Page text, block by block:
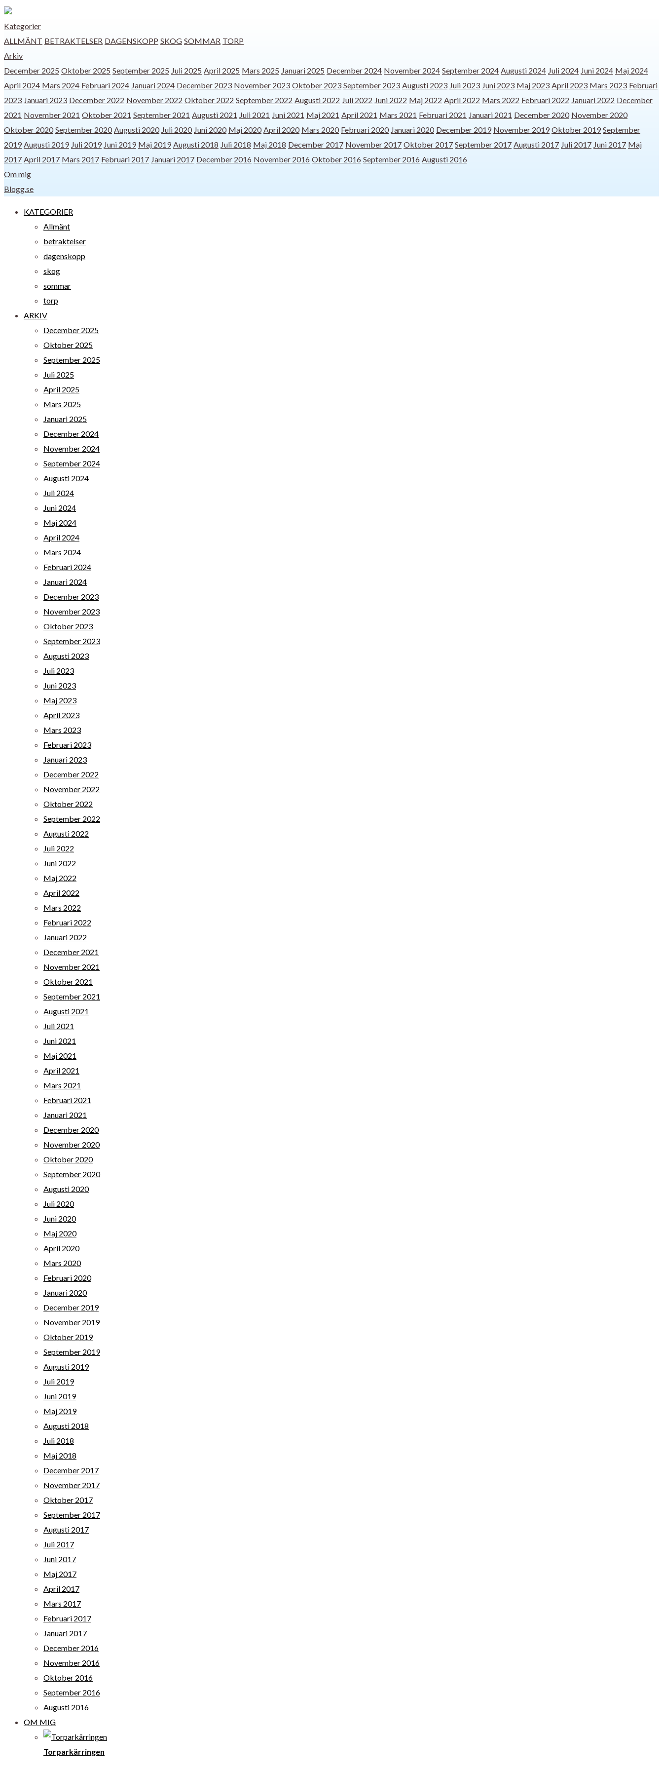
Kategorier
ALLMÄNT BETRAKTELSER DAGENSKOPP SKOG SOMMAR TORP
Arkiv
December 2025 Oktober 2025 September 2025 Juli 2025 April 2025 Mars 2025 Januari 2025 December 2024 November 2024 September 2024 Augusti 2024 Juli 2024 Juni 2024 Maj 2024
April 2024 Mars 2024 Februari 2024 Januari 2024 December 2023 November 2023 Oktober 2023 September 2023 Augusti 2023 Juli 2023 Juni 2023 Maj 2023 April 2023 Mars 2023 Februari
2023 Januari 2023 December 2022 November 2022 Oktober 2022 September 2022 Augusti 2022 Juli 2022 Juni 2022 Maj 2022 April 2022 Mars 2022 Februari 2022 Januari 2022 December
2021 November 2021 Oktober 2021 September 2021 Augusti 2021 Juli 2021 Juni 2021 Maj 2021 April 2021 Mars 2021 Februari 2021 Januari 2021 December 2020 November 2020
Oktober 2020 September 2020 Augusti 2020 Juli 2020 Juni 2020 Maj 2020 April 2020 Mars 2020 Februari 2020 Januari 2020 December 2019 November 2019 Oktober 2019 September
2019 Augusti 2019 Juli 2019 Juni 2019 Maj 2019 Augusti 2018 Juli 2018 Maj 2018 December 2017 November 2017 Oktober 2017 September 2017 Augusti 2017 Juli 2017 Juni 2017 Maj
2017 April 2017 Mars 2017 Februari 2017 Januari 2017 December 2016 November 2016 Oktober 2016 September 2016 Augusti 2016
Om mig
Blogg.se
KATEGORIER
Allmänt
betraktelser
dagenskopp
skog
sommar
torp
ARKIV
December 2025
Oktober 2025
September 2025
Juli 2025
April 2025
Mars 2025
Januari 2025
December 2024
November 2024
September 2024
Augusti 2024
Juli 2024
Juni 2024
Maj 2024
April 2024
Mars 2024
Februari 2024
Januari 2024
December 2023
November 2023
Oktober 2023
September 2023
Augusti 2023
Juli 2023
Juni 2023
Maj 2023
April 2023
Mars 2023
Februari 2023
Januari 2023
December 2022
November 2022
Oktober 2022
September 2022
Augusti 2022
Juli 2022
Juni 2022
Maj 2022
April 2022
Mars 2022
Februari 2022
Januari 2022
December 2021
November 2021
Oktober 2021
September 2021
Augusti 2021
Juli 2021
Juni 2021
Maj 2021
April 2021
Mars 2021
Februari 2021
Januari 2021
December 2020
November 2020
Oktober 2020
September 2020
Augusti 2020
Juli 2020
Juni 2020
Maj 2020
April 2020
Mars 2020
Februari 2020
Januari 2020
December 2019
November 2019
Oktober 2019
September 2019
Augusti 2019
Juli 2019
Juni 2019
Maj 2019
Augusti 2018
Juli 2018
Maj 2018
December 2017
November 2017
Oktober 2017
September 2017
Augusti 2017
Juli 2017
Juni 2017
Maj 2017
April 2017
Mars 2017
Februari 2017
Januari 2017
December 2016
November 2016
Oktober 2016
September 2016
Augusti 2016
OM MIG
Torparkärringen